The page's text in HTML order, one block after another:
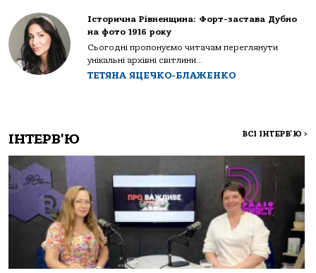
Історична Рівненщина: Форт-застава Дубно
на фото 1916 року
Сьогодні пропонуємо читачам переглянути
унікальні архівні світлини...
ТЕТЯНА ЯЦЕЧКО-БЛАЖЕНКО
ІНТЕРВ'Ю ВСІ ІНТЕРВ'Ю >